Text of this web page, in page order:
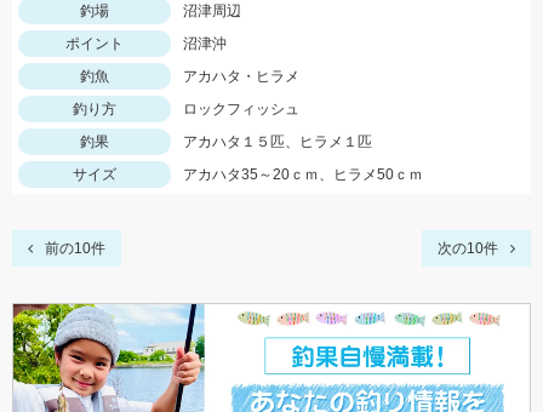
釣場
沼津周辺
ポイント
沼津沖
釣魚
アカハタ・ヒラメ
釣り方
ロックフィッシュ
釣果
アカハタ１５匹、ヒラメ１匹
サイズ
アカハタ35～20ｃｍ、ヒラメ50ｃｍ
前の10件 次の10件